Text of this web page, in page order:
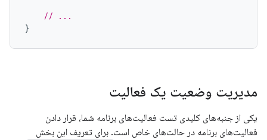
// ...
}
مدیریت وضعیت یک فعالیت
یکی از جنبه‌های کلیدی تست فعالیت‌های برنامه شما، قرار دادن
فعالیت‌های برنامه در حالت‌های خاص است. برای تعریف این بخش